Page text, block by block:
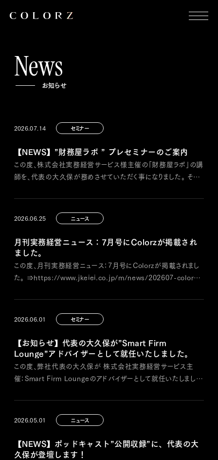
Who We Are
Our Business
News
Recruit
CONTACT
メニュ
News
お知らせ
2026.07.14 セミナー
【NEWS】”財務屋ラボ ” プレセミナーのご案内
この度、株式会社実務経営サービス様主催の「財務屋ラボ」の講
師を、代表の大久保が務めさせていただく事になりました。 そこ
レセミナーを開催いたします。 詳細：
https://www.jkeiei.co.jp/m/seminar/20260721-okubo/
Colorz国際税理士法人 代表・大久保圭太が、自身の財務コン
サルティン…
2026.06.25 ニュース
月刊実務経営ニュース：7月号にColorzが掲載され
ました。
この度、月刊実務経営ニュース：7月号にColorzが掲載されまし
た。 ⇒https://www.jkeiei.co.jp/m/news/202607-colorz/
から守るColorz国際税理士法人大久保圭太先生の支援モデル
に学ぶ」 「財務屋養成講座」の開催に向けた抱負、さらにＡＩが
事業そのものを奪いつつある中小企業の過酷な現状、 そのよ…
2026.06.01 セミナー
【お知らせ】代表の大久保が”Smart Firm
Lounge”アドバイザーとして就任いたしました。
この度、弊社代表の大久保が 株式会社実務経営サービス主
催：Smart Firm Loungeのアドバイザーとして就任いたしまし
～20名前後までの規模で、高生産性・高収益を実現を目指すコ
ミュニティ：Smart Firm Lounge 約80回近い開催を重ねてきた
「資金調達相談士協会（FAA）…
2026.05.01 ニュース
【NEWS】ポッドキャスト”公開収録”に、代表の大
久保が登壇します！